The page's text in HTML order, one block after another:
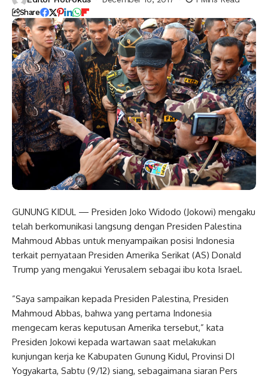
Share
GUNUNG KIDUL — Presiden Joko Widodo (Jokowi) mengaku
telah berkomunikasi langsung dengan Presiden Palestina
Mahmoud Abbas untuk menyampaikan posisi Indonesia
terkait pernyataan Presiden Amerika Serikat (AS) Donald
Trump‎ yang mengakui Yerusalem sebagai ibu kota Israel.
‎”Saya sampaikan kepada Presiden Palestina, Presiden
Mahmoud Abbas, bahwa yang pertama Indonesia
mengecam keras keputusan Amerika tersebut,” kata
Presiden Jokowi kepada wartawan saat melakukan
kunjungan kerja ke Kabupaten Gunung Kidul, Provinsi DI
Yogyakarta, Sabtu (9/12) siang, sebagaimana siaran Pers